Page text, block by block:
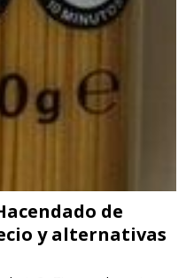
de
y alternativas